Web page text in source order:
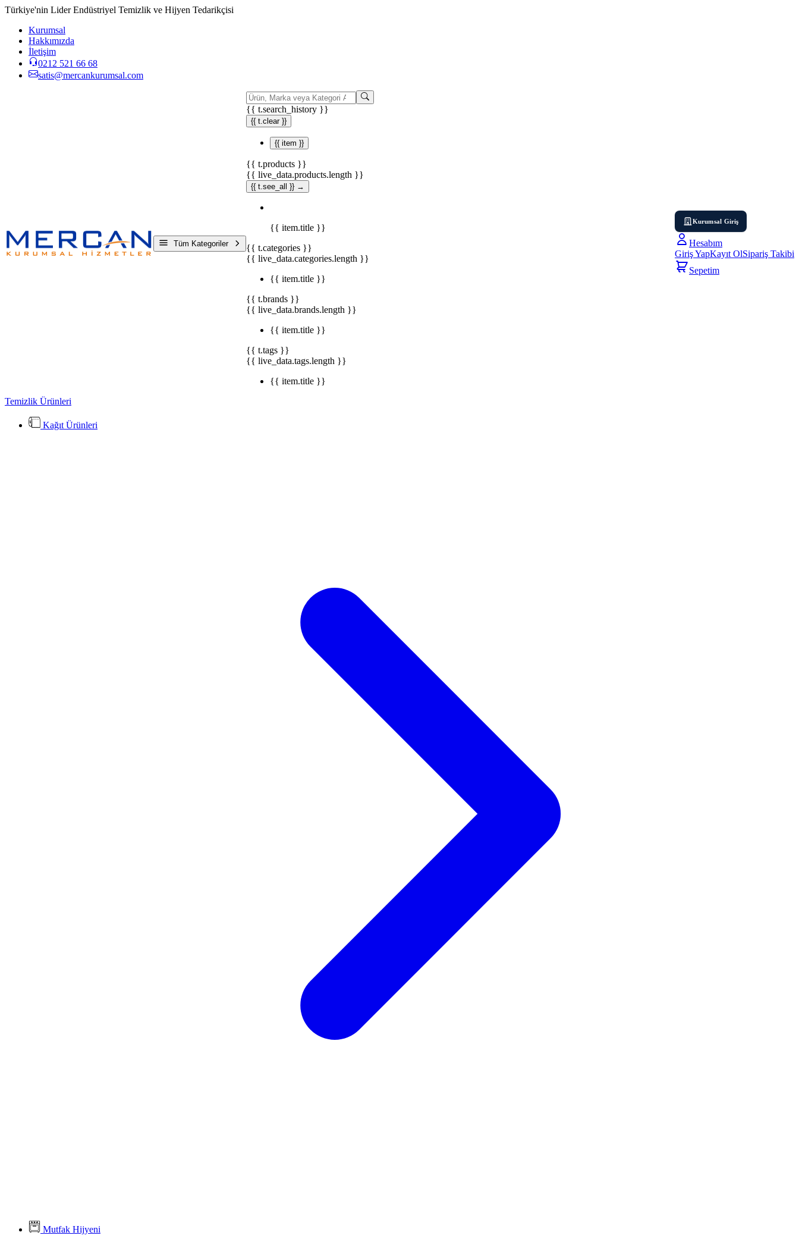
Türkiye'nin Lider Endüstriyel Temizlik ve Hijyen Tedarikçisi
Kurumsal
Hakkımızda
İletişim
0212 521 66 68
satis@mercankurumsal.com
Tüm Kategoriler
{{ t.search_history }}
{{ t.clear }}
{{ item }}
{{ t.products }}
{{ live_data.products.length }}
{{ t.see_all }} →
{{ item.title }}
{{ t.categories }}
{{ live_data.categories.length }}
{{ item.title }}
{{ t.brands }}
{{ live_data.brands.length }}
{{ item.title }}
{{ t.tags }}
{{ live_data.tags.length }}
{{ item.title }}
Kurumsal Giriş
Hesabım
Giriş YapKayıt OlSipariş Takibi
Sepetim
Temizlik Ürünleri
Kağıt Ürünleri
Mutfak Hijyeni